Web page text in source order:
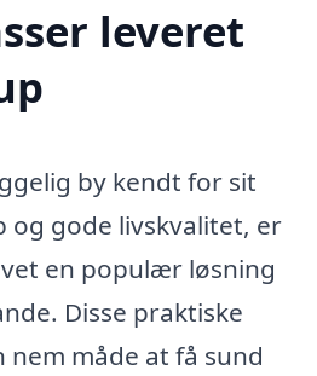
leveret
by kendt for sit
gode livskvalitet, er
en populær løsning
Disse praktiske
nem måde at få sund